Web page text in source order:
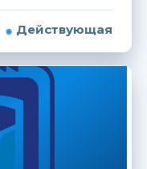
Действующая